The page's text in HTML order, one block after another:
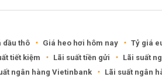
dầu thô Giá heo hơi hôm nay Tỷ giá
tiết kiệm Lãi suất tiền gửi
Lãi suất
ngân hàng Vietinbank Lãi suất ngân